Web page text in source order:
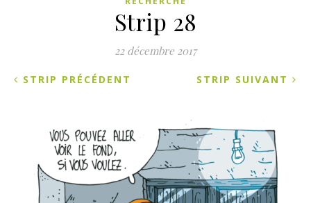
Strip 28
22 décembre 2017
STRIP SUIVANT
STRIP PRÉCÉDENT